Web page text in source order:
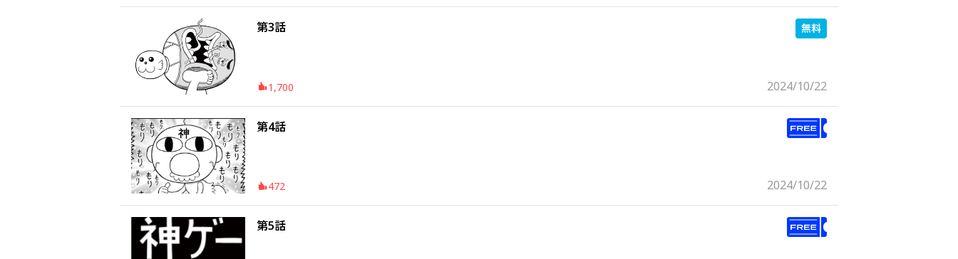
第3話
1,700 2024/10/22
第4話
472 2024/10/22
第5話